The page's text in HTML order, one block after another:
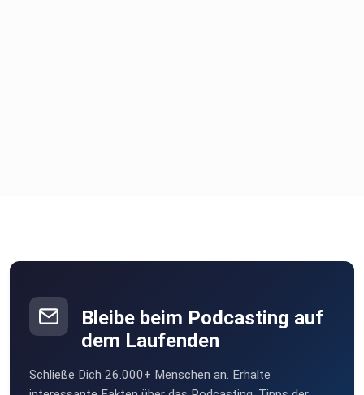
Bleibe beim Podcasting auf
dem Laufenden
Schließe Dich 26.000+ Menschen an. Erhalte